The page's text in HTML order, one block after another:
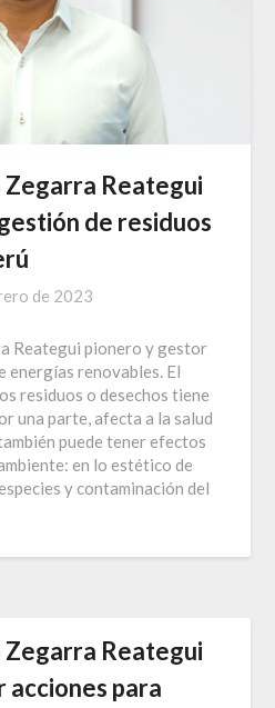
Zegarra Reategui
de residuos
de 2023
Reategui pionero y gestor
energías renovables. El
residuos o desechos tiene
una parte, afecta a la salud
puede tener efectos
en lo estético de
y contaminación del
Zegarra Reategui
acciones para